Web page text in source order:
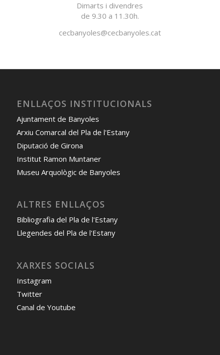
Dimarts i divendres
de 9.30 a 11.30h.
cecbanyoles@cecbanyoles.cat
ENLLAÇOS INSTITUCIONALS
Ajuntament de Banyoles
Arxiu Comarcal del Pla de l'Estany
Diputació de Girona
Institut Ramon Muntaner
Museu Arquològic de Banyoles
ALTRES ENLLAÇOS
Bibliografia del Pla de l'Estany
Llegendes del Pla de l'Estany
XARXES SOCIALS
Instagram
Twitter
Canal de Youtube